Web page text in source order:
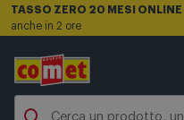
TASSO ZERO 20 MESI ONLINE
anche in 2 ore